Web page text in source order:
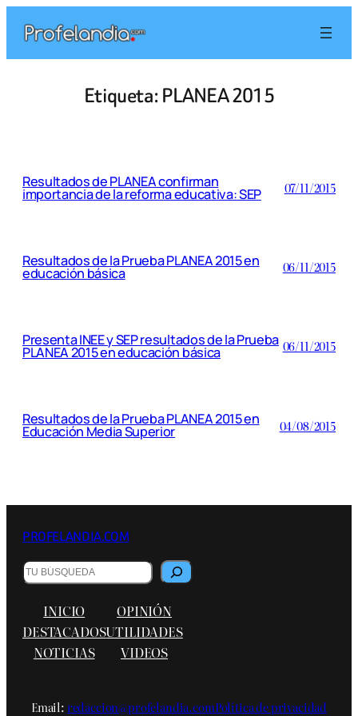
contenido
Etiqueta:PLANEA 2015
Resultados de PLANEA confirman
importancia de la reforma educativa: SEP 07/11/2015
Resultados de la Prueba PLANEA 2015 en
educación básica 06/11/2015
Presenta INEE y SEP resultados de la Prueba
PLANEA 2015 en educación básica 06/11/2015
Resultados de la Prueba PLANEA 2015 en
Educación Media Superior 04/08/2015
PROFELANDIA.COM
Buscar
INICIO
DESTACADOS
NOTICIAS
OPINIÓN
UTILIDADES
VIDEOS
Email:redaccion@profelandia.comPolítica de privacidad